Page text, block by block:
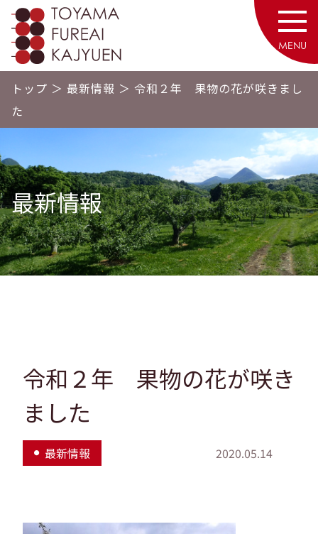
MENU
トップ ＞ 最新情報 ＞ 令和２年 果物の花が咲きまし
た
最新情報
令和２年 果物の花が咲き
ました
最新情報 2020.05.14